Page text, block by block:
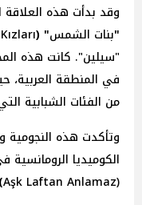
وقد بدأت هذه
"بنات الشمس" (
"سيلين". كانت هذه
في المنطقة العربية،
من الفئات الشبابية
وتأكدت هذه النجومية
الكوميديا
(Aşk Laftan Anlamaz
)